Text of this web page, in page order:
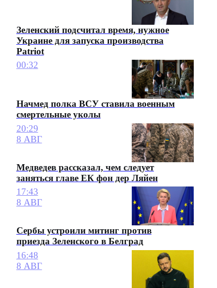
Зеленский подсчитал время, нужное
Украине для запуска производства
Patriot
00:32
Начмед полка ВСУ ставила военным
смертельные уколы
20:29
8 АВГ
Медведев рассказал, чем следует
заняться главе ЕК фон дер Ляйен
17:43
8 АВГ
Сербы устроили митинг против
приезда Зеленского в Белград
16:48
8 АВГ